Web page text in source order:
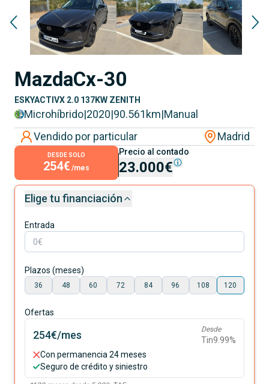
MazdaCx-30
ESKYACTIVX 2.0 137KW ZENITH
Microhíbrido|2020|90.561 km|Manual
Vendido por particular
Madrid
DESDE SOLO
254€ /mes
Precio al contado
23.000€
Elige tu financiación
Entrada
Plazos (meses)
36 48 60 72 84 96 108 120
Ofertas
254€/mes Desde
Tin9.99%
Con permanencia 24 meses
Seguro de crédito y siniestro